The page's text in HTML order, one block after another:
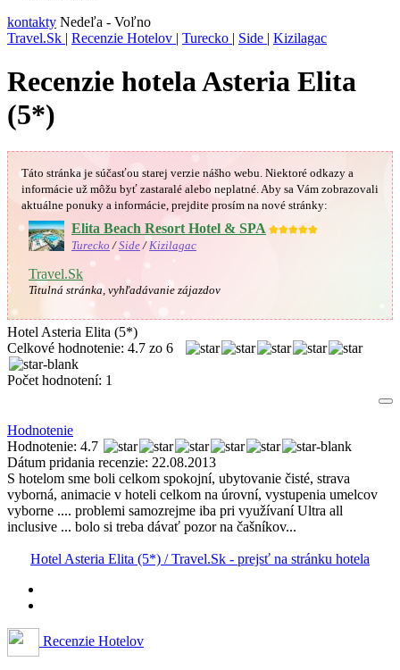
kontakty Nedeľa - Voľno
Travel.Sk | Recenzie Hotelov | Turecko | Side | Kizilagac
Recenzie hotela Asteria Elita
(5*)
Táto stránka je súčasťou starej verzie nášho webu. Niektoré odkazy a
informácie už môžu byť zastaralé alebo neplatné. Aby sa Vám zobrazovali
aktuálne ponuky a informácie, prejdite prosím na nové stránky:
Elita Beach Resort Hotel & SPA ★★★★★
Turecko /Side / Kizilagac
Travel.Sk
Titulná stránka, vyhľadávanie zájazdov
Hotel Asteria Elita (5*)
Celkové hodnotenie: 4.7 zo 6
Počet hodnotení: 1
Hodnotenie
Hodnotenie: 4.7
Dátum pridania recenzie: 22.08.2013
S hotelom sme boli celkom spokojní, ubytovanie čisté, strava
vyborná, animacie v hoteli celkom na úrovní, vystupenia umelcov
vyborne .... problemi samozrejme iba pri využívaní Ultra all
inclusive ... bolo si treba dávať pozor na čašníkov...
Hotel Asteria Elita (5*) / Travel.Sk - prejsť na stránku hotela
Recenzie Hotelov